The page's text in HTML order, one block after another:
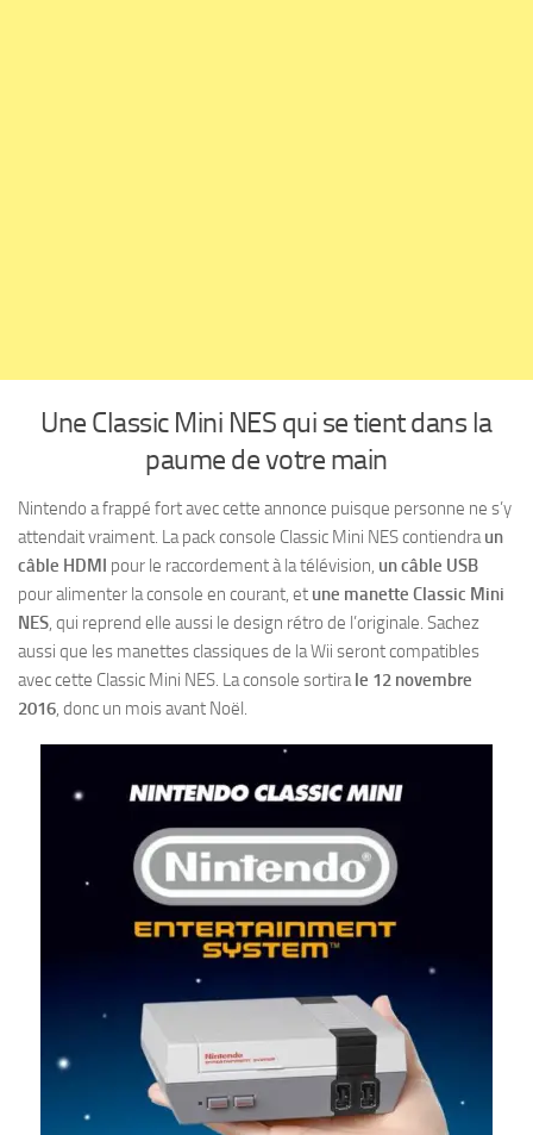
Une Classic Mini NES qui se tient dans la
paume de votre main
Nintendo a frappé fort avec cette annonce puisque personne ne s’y
attendait vraiment. La pack console Classic Mini NES contiendraun
câble HDMI pour le raccordement à la télévision, un câble USB
pour alimenter la console en courant, et une manette Classic Mini
NES, qui reprend elle aussi le design rétro de l’originale. Sachez
aussi que les manettes classiques de la Wii seront compatibles
avec cette Classic Mini NES. La console sortirale 12 novembre
2016, donc un mois avant Noël.